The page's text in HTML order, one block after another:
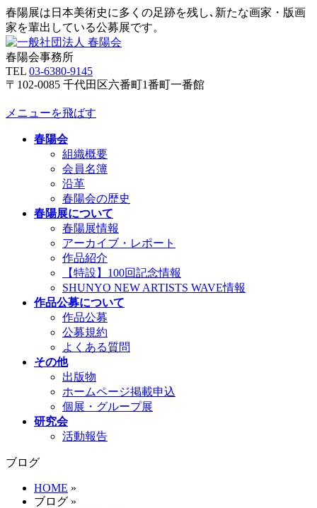
春陽展は日本美術史に多くの足跡を残し､新たな画家・版画
家を輩出している公募展です。
春陽会事務所
TEL 03-6380-9145
〒102-0085 千代田区六番町1番町一番館
メニューを飛ばす
春陽会
組織概要
会員名簿
沿革
春陽会の歴史
春陽展について
春陽展情報
アーカイブ・レポート
作品紹介
【特設】100回記念情報
SHUNYO NEW ARTISTS WAVE情報
作品公募について
作品公募
公募規約
よくある質問
その他
出版物
ホームページ掲載申込
個展・グループ展
研究会
活動報告
ブログ
HOME »
ブログ »